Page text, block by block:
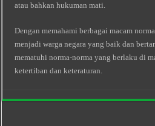
atau bahkan hukuman mati.
Dengan memahami berbagai macam
menjadi warga negara yang baik dan
mematuhi norma-norma yang berlaku di
ketertiban dan keteraturan.